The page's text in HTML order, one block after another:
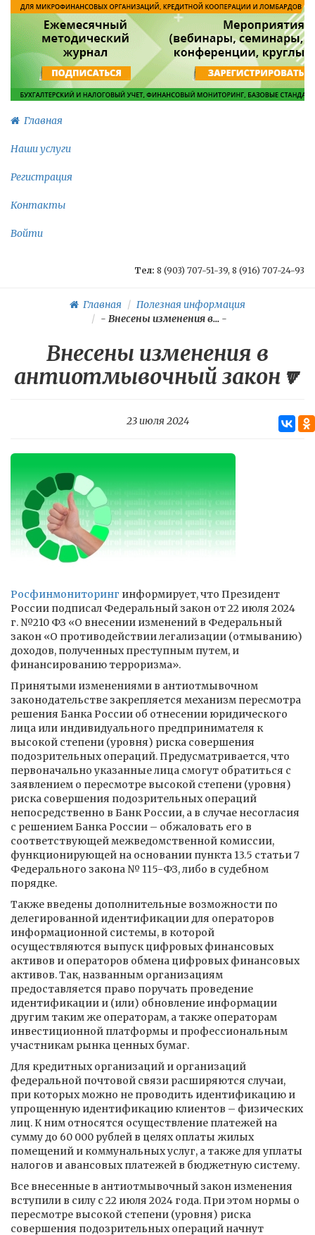
Главная
Наши услуги
Регистрация
Контакты
Войти
Тел: 8 (903) 707-51-39, 8 (916) 707-24-93
Главная
Полезная информация
- Внесены изменения в... -
Внесены изменения в
антиотмывочный закон🔽
23 июля 2024
Росфинмониторинг информирует, что Президент
России подписал Федеральный закон от 22 июля 2024
г. №210 ФЗ «О внесении изменений в Федеральный
закон «О противодействии легализации (отмыванию)
доходов, полученных преступным путем, и
финансированию терроризма».
Принятыми изменениями в антиотмывочном
законодательстве закрепляется механизм пересмотра
решения Банка России об отнесении юридического
лица или индивидуального предпринимателя к
высокой степени (уровня) риска совершения
подозрительных операций. Предусматривается, что
первоначально указанные лица смогут обратиться с
заявлением о пересмотре высокой степени (уровня)
риска совершения подозрительных операций
непосредственно в Банк России, а в случае несогласия
с решением Банка России – обжаловать его в
соответствующей межведомственной комиссии,
функционирующей на основании пункта 13.5 статьи 7
Федерального закона № 115-ФЗ, либо в судебном
порядке.
Также введены дополнительные возможности по
делегированной идентификации для операторов
информационной системы, в которой
осуществляются выпуск цифровых финансовых
активов и операторов обмена цифровых финансовых
активов. Так, названным организациям
предоставляется право поручать проведение
идентификации и (или) обновление информации
другим таким же операторам, а также операторам
инвестиционной платформы и профессиональным
участникам рынка ценных бумаг.
Для кредитных организаций и организаций
федеральной почтовой связи расширяются случаи,
при которых можно не проводить идентификацию и
упрощенную идентификацию клиентов – физических
лиц. К ним относятся осуществление платежей на
сумму до 60 000 рублей в целях оплаты жилых
помещений и коммунальных услуг, а также для уплаты
налогов и авансовых платежей в бюджетную систему.
Все внесенные в антиотмывочный закон изменения
вступили в силу с 22 июля 2024 года. При этом нормы о
пересмотре высокой степени (уровня) риска
совершения подозрительных операций начнут